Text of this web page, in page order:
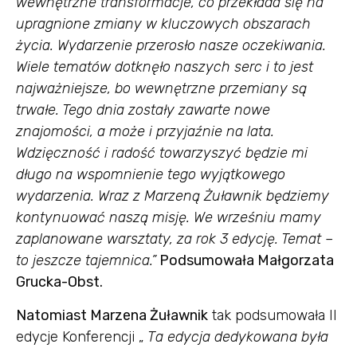
upragnione zmiany w kluczowych obszarach
życia. Wydarzenie przerosło nasze oczekiwania.
Wiele tematów dotknęło naszych serc i to jest
najważniejsze, bo wewnętrzne przemiany są
trwałe. Tego dnia zostały zawarte nowe
znajomości, a może i przyjaźnie na lata.
Wdzięczność i radość towarzyszyć będzie mi
długo na wspomnienie tego wyjątkowego
wydarzenia. Wraz z Marzeną Żuławnik będziemy
kontynuować naszą misję. We wrześniu mamy
zaplanowane warsztaty, za rok 3 edycję. Temat –
to jeszcze tajemnica.”Podsumowała Małgorzata
Grucka-Obst.
Natomiast Marzena Żuławnik tak podsumowała II
edycje Konferencji „ Ta edycja dedykowana była